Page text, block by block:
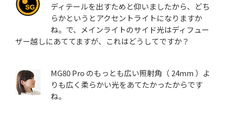
ディテールを出すためと仰いましたから、どち
らかというとアクセントライトになりますか
ね。で、メインライトのサイド光はディフュー
ザー越しにあててますが、これはどうしてですか？
MG80 Pro のもっとも広い照射角（ 24mm ）よ
りも広く柔らかい光をあてたかったからです
ね。